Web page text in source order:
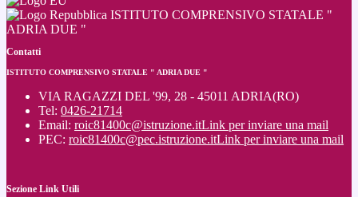
ISTITUTO COMPRENSIVO STATALE "
ADRIA DUE "
Contatti
ISTITUTO COMPRENSIVO STATALE " ADRIA DUE "
VIA RAGAZZI DEL '99, 28 - 45011 ADRIA(RO)
Tel: 0426-21714
Email: roic81400c@istruzione.itLink per inviare una mail
PEC: roic81400c@pec.istruzione.itLink per inviare una mail
Sezione Link Utili